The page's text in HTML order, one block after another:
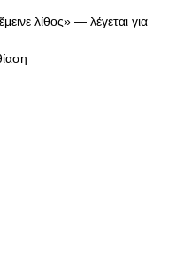
λίθος» — λέγεται για